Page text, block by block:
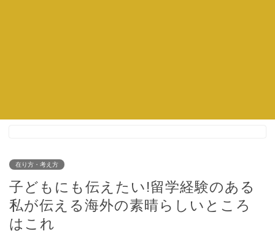
在り方・考え方
子どもにも伝えたい!留学経験のある
私が伝える海外の素晴らしいところ
はこれ